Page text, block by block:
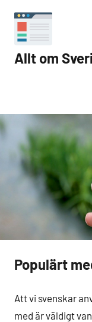
innehåll
Allt om
Internet
Populärt
Att vi svenskar
med är väldigt